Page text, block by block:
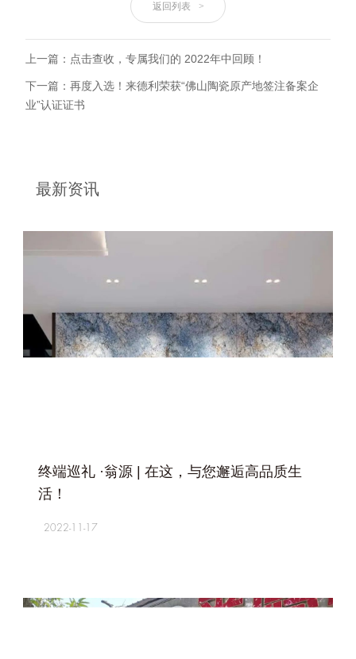
返回列表 >
上一篇：点击查收，专属我们的 2022年中回顾！
下一篇：再度入选！来德利荣获“佛山陶瓷原产地签注备案企
业”认证证书
最新资讯
终端巡礼 ·翁源 | 在这，与您邂逅高品质生
活！
2022-11-17